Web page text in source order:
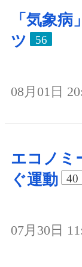
「気象
ツ
56
08月01日
エコノミ
ぐ運動
40
07月30日